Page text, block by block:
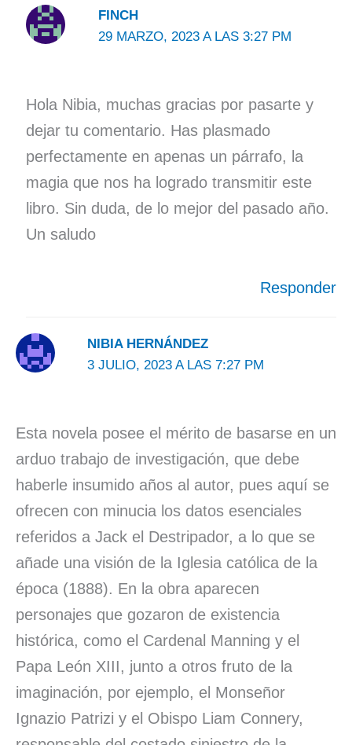
FINCH
29 MARZO, 2023 A LAS 3:27 PM
Hola Nibia, muchas gracias por pasarte y
dejar tu comentario. Has plasmado
perfectamente en apenas un párrafo, la
magia que nos ha logrado transmitir este
libro. Sin duda, de lo mejor del pasado año.
Un saludo
Responder
NIBIA HERNÁNDEZ
3 JULIO, 2023 A LAS 7:27 PM
Esta novela posee el mérito de basarse en un
arduo trabajo de investigación, que debe
haberle insumido años al autor, pues aquí se
ofrecen con minucia los datos esenciales
referidos a Jack el Destripador, a lo que se
añade una visión de la Iglesia católica de la
época (1888). En la obra aparecen
personajes que gozaron de existencia
histórica, como el Cardenal Manning y el
Papa León XIII, junto a otros fruto de la
imaginación, por ejemplo, el Monseñor
Ignazio Patrizi y el Obispo Liam Connery,